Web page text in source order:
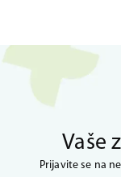
Vaše
Prijavite se na